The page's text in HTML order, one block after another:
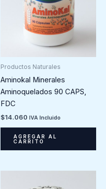
Productos Naturales
Aminokal Minerales
Aminoquelados 90 CAPS,
FDC
$14.060 IVA Incluido
AGREGAR AL
CARRITO